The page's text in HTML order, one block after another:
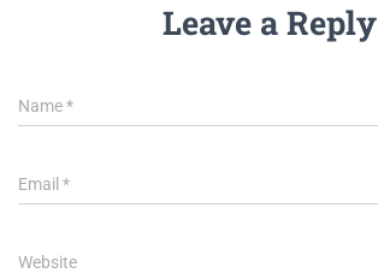
Leave a Reply
Name*
Email *
Website